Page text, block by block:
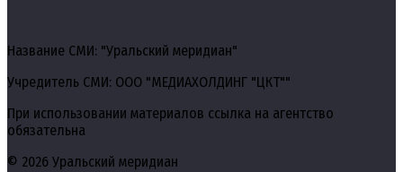
Название СМИ: "Уральский меридиан"
Учредитель СМИ: ООО "МЕДИАХОЛДИНГ "ЦКТ""
При использовании материалов ссылка на агентство
обязательна
© 2026 Уральский меридиан